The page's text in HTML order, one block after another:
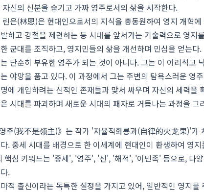
자신의 신분을 숨기고 가짜 영주로서의 삶을 시작한다.
린은(林恩)은 현대인으로서의 지식을 총동원하여 영지 개혁
하고 강철을 제련하는 등 시대를 앞서가는 기술력으로 영지
군대를 조직하고, 영지민들의 삶을 개선하며 민심을 얻는다.
단순히 부유한 영주가 되는 것이 아니다. 그는 이 어리석고
야망을 품고 있다. 이 과정에서 그는 주변의 탐욕스러운 영
에 개입하려는 신적인 존재들과 맞서 싸우며 자신의 세력
시대를 파괴하며 새로운 시대의 패자로 거듭나는 과정을 그
영주(我不是领主)》는 작가 '자율적화룡과(自律的火龙果)'
. 중세 시대를 배경으로 한 이세계에 현대인이 환생하여 영
핵심 키워드는 '중세', '영주', '신', '해적', '이민족' 등으로, 다
.
적 출신이라는 독특한 설정을 가지고 있어, 일반적인 영지